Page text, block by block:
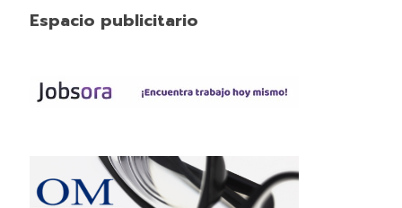
Espacio publicitario